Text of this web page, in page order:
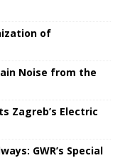
of
Noise from the
Zagreb’s Electric
GWR’s Special